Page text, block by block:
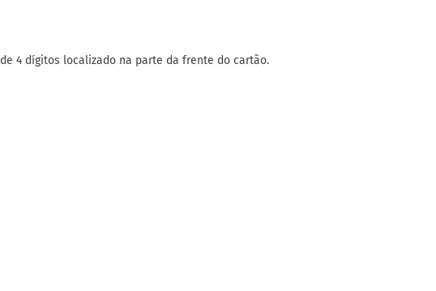
4 dígitos localizado na parte da frente do cartão.